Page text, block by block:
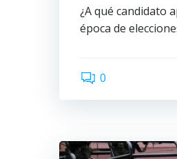
¿A qué candidato
época de
0